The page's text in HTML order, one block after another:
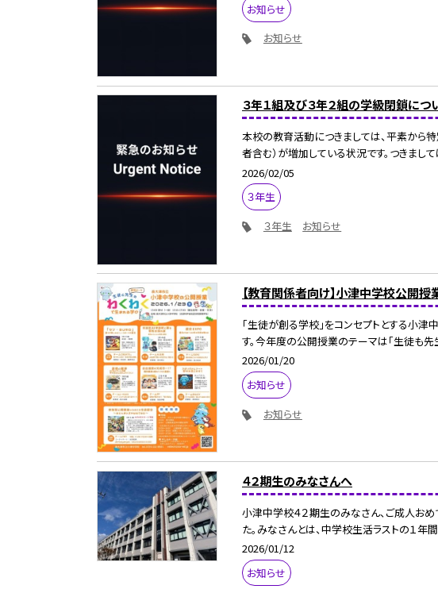
お知らせ
お知らせ
３年１組及び３年２組の学級閉鎖につ
本校の教育活動につきましては、平素から
者含む）が増加している状況です。つきまして
2026/02/05
３年生
３年生
お知らせ
【教育関係者向け】小津中学校公開授
「生徒が創る学校」をコンセプトとする小
す。今年度の公開授業のテーマは「生徒も先
2026/01/20
お知らせ
お知らせ
４２期生のみなさんへ
小津中学校４２期生のみなさん、ご成人おめ
た。みなさんとは、中学校生活ラストの１年
2026/01/12
お知らせ